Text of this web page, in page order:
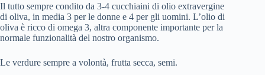
Il tutto sempre condito da 3-4 cucchiaini di olio extravergine
di oliva, in media 3 per le donne e 4 per gli uomini. L’olio di
oliva è ricco di omega 3, altra componente importante per la
normale funzionalità del nostro organismo.
Le verdure sempre a volontà, frutta secca, semi.